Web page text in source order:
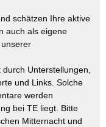
schätzen Ihre aktive
auch als eigene
Unterstellungen,
und Links. Solche
werden
bei TE liegt. Bitte
Mitternacht und